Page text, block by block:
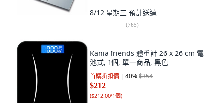
8/12 星期三 預計送達
(765)
Kania friends 體重計 26 x 26 cm 電
池式, 1個, 單一商品, 黑色
首購折扣價 40%$354
$212
($212.00/1個)